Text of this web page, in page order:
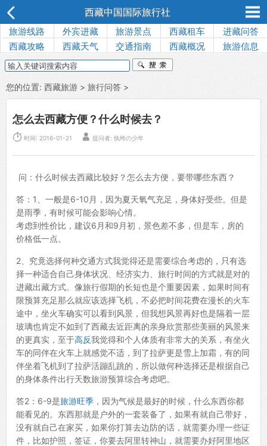
西藏中国国际旅行社
旅游线路 外宾进藏 旅游景点 西藏租车
进藏问答
西藏攻略
西藏天气 交通指南 西藏概况 旅游信息
您的位置: 西藏旅游 > 旅行问答 >
怎么去西藏方便？什么时候去？
 时间: 2016-01-21  提问者: 纨绔の少年
问：什么时候去西藏比较好？怎么去方便，要带哪些东西？
答：1、一般是6-10月，因为夏天氧气充足，身体好受些。但是
是雨季，有时候可能会影响心情。
考虑到性价比，建议6月和9月初，景色差不多，但是车，房的
价格低一点。
2、究竟选择何种交通方式我觉得还是需要综合考虑的，只有选
择一种适合自己身体状况、经济实力、旅行时间的方式就是对的
进藏出藏方式。像旅行假期的长短也是个重要因素，如果时间有
限预算充足那么就应该选择飞机，不必把时间花费在漫长的火车
途中，坐火车确实可以看到风景，但我想风景再好也是隔着一层
玻璃也肯定不如到了西藏去近距离的亲身欣赏那些美丽的风景来
的更真实，至于高反我觉得和个人体质有非常大的关系，有坐火
车的同伴在火车上就感觉不适，到了拉萨更是雪上加霜，有的同
伴坐着飞机到了拉萨活蹦乱跳的，所以做何种选择还是根据自己
的身体条件出行天数旅游预算综合考虑吧。
答2：6-9是旅游旺季 ，因为气候是最好的时候，什么东西你都
能看见的。东西那就是户外的一套装备了，如果有就自己带好，
没有就自己在家买，如果你打算去边防的话，就需要办理一些证
件，比如护照，签证，你要去阿里转神山，就需要办好阿里地区